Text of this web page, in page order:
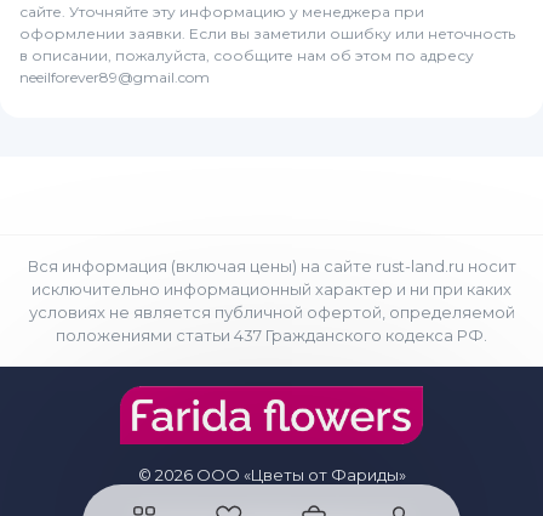
сайте. Уточняйте эту информацию у менеджера при
оформлении заявки. Если вы заметили ошибку или неточность
в описании, пожалуйста, сообщите нам об этом по адресу
neeilforever89@gmail.com
Вся информация (включая цены) на сайте rust-land.ru носит
исключительно информационный характер и ни при каких
условиях не является публичной офертой, определяемой
положениями статьи 437 Гражданского кодекса РФ.
© 2026 ООО «Цветы от Фариды»